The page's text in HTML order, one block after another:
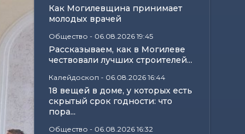
Как Могилевщина принимает
молодых врачей
Общество - 06.08.2026 19:45
Рассказываем, как в Могилеве
чествовали лучших строителей...
Калейдоскоп - 06.08.2026 16:44
18 вещей в доме, у которых есть
скрытый срок годности: что
пора...
Общество - 06.08.2026 16:32